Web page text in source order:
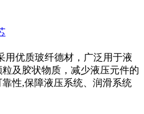
用优质玻纤德材，广泛用于液
及胶状物质，减少液压元件的
性,保障液压系统、润滑系统